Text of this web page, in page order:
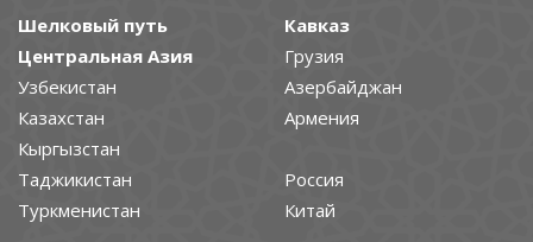
Шелковый путь
Центральная Азия
Узбекистан
Казахстан
Кыргызстан
Таджикистан
Туркменистан
Кавказ
Грузия
Азербайджан
Армения
Россия
Китай